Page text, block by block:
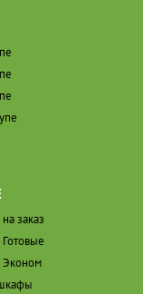
заказ